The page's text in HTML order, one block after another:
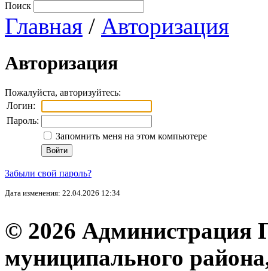
Поиск
Главная / Авторизация
Авторизация
Пожалуйста, авторизуйтесь:
Логин:
Пароль:
Запомнить меня на этом компьютере
Забыли свой пароль?
Дата изменения: 22.04.2026 12:34
© 2026 Администрация
муниципального